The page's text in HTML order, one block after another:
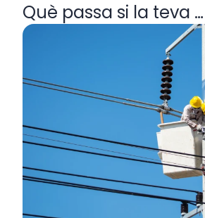
Què passa si la teva